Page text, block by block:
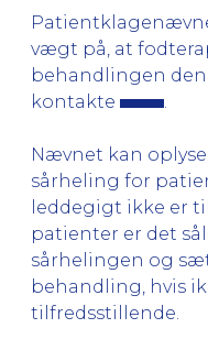
vægt på, at
behandlingen den
kontakte
Nævnet kan
sårheling for
leddegigt ikke er
patienter er det
sårhelingen og
behandling, hvis
tilfredsstillende.